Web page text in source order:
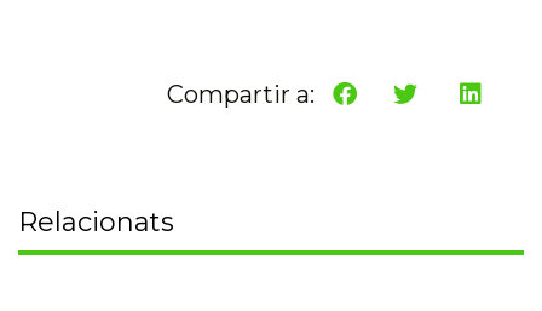
Compartir a:
Relacionats